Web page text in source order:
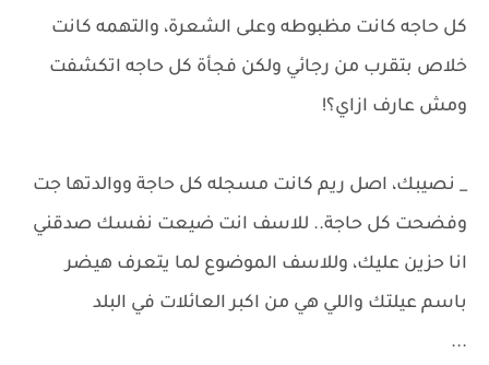
كل حاجه كانت مظبوطه وعلى الشعرة، والتهمه كانت
خلاص بتقرب من رجائي ولكن فجأة كل حاجه اتكشفت
ومش عارف ازاي؟!
_ نصيبك، اصل ريم كانت مسجله كل حاجة ووالدتها جت
وفضحت كل حاجة.. للاسف انت ضيعت نفسك صدقني
انا حزين عليك، وللاسف الموضوع لما يتعرف هيضر
باسم عيلتك واللي هي من اكبر العائلات في البلد
...